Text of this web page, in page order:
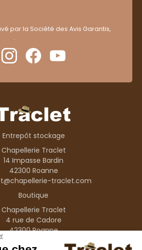
par la Société des Avis Garantis,
.
Entrepôt stockage
Chapellerie Traclet
14 Impasse Bardin
42300 Roanne
traclet.com
Boutique
Chapellerie Traclet
4 rue de Cadore
42300 Roanne